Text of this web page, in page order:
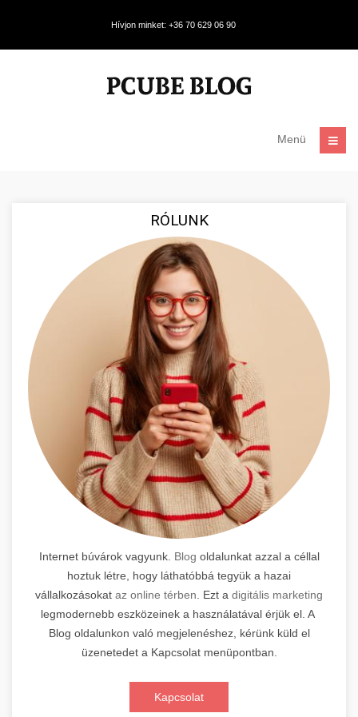
Hívjon minket: +36 70 629 06 90
Menü
RÓLUNK
Internet búvárok vagyunk. Blog oldalunkat azzal a céllal
hoztuk létre, hogy láthatóbbá tegyük a hazai
vállalkozásokat az online térben . Ezt a digitális marketing
legmodernebb eszközeinek a használatával érjük el. A
Blog oldalunkon való megjelenéshez, kérünk küld el
üzenetedet a Kapcsolat menüpontban.
Kapcsolat